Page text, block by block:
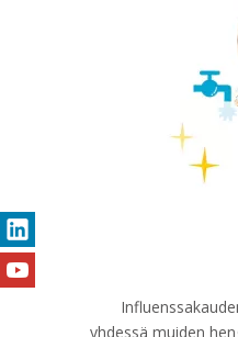
yhdessä muiden